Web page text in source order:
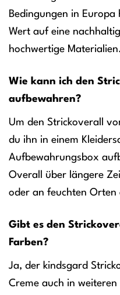
Bedingungen in
Wert auf eine
hochwertige Materialien.
Wie kann ich den
aufbewahren?
Um den Strickoverall
du ihn in einem
Aufbewahrungsbox
Overall über längere
oder an feuchten Orten
Gibt es den
Farben?
Ja, der kindsgard
Creme auch in